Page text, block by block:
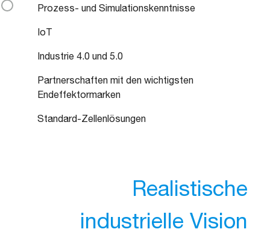
Prozess- und Simulationskenntnisse
IoT
Industrie 4.0 und 5.0
Partnerschaften mit den wichtigsten
Endeffektormarken
Standard-Zellenlösungen
Realistische
industrielle Vision